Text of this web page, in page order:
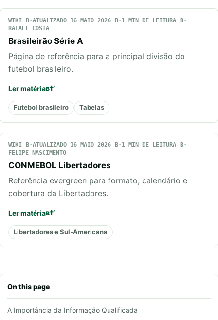
On this page
A Importância da Informação Qualificada
WIKI ATUALIZADO 16 MAIO 2026
1 MIN DE LEITURA
RAFAEL COSTA
Brasileirão Série A
Página de referência para a principal divisão do
futebol brasileiro.
Ler matéria
Futebol brasileiro Tabelas
WIKI ATUALIZADO 16 MAIO 2026
1 MIN DE LEITURA
FELIPE NASCIMENTO
CONMEBOL Libertadores
Referência evergreen para formato, calendário e
cobertura da Libertadores.
Ler matéria
Libertadores e Sul-Americana